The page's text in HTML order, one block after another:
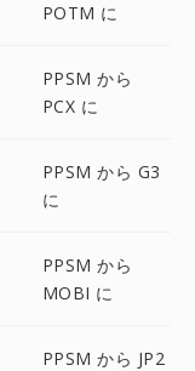
POTM に
PPSM から
PCX に
PPSM から G3
に
PPSM から
MOBI に
PPSM から JP2